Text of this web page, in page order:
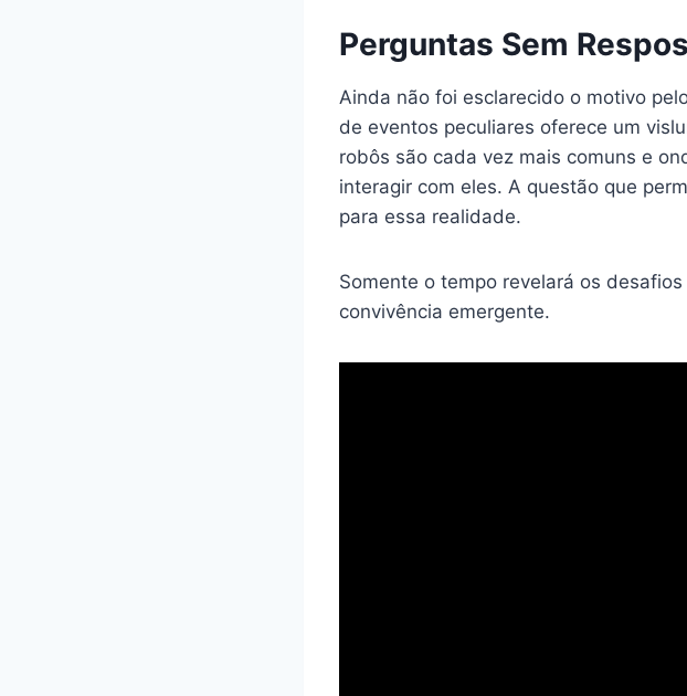
Perguntas Sem
Ainda não foi esclarecido o motivo
de eventos peculiares oferece um
robôs são cada vez mais comuns e
interagir com eles. A questão que
para essa realidade.
Somente o tempo revelará os
convivência emergente.